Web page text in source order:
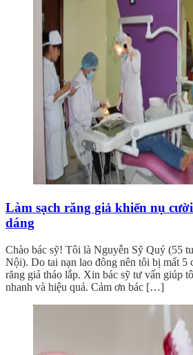
Làm sạch răng giả khiến nụ
dáng
Chào bác sỹ! Tôi là Nguyễn Sỹ Quý (55
Nội). Do tai nạn lao đông nên tôi bị mất 5
răng giả tháo lắp. Xin bác sỹ tư vấn giúp
nhanh và hiệu quả. Cảm ơn bác […]